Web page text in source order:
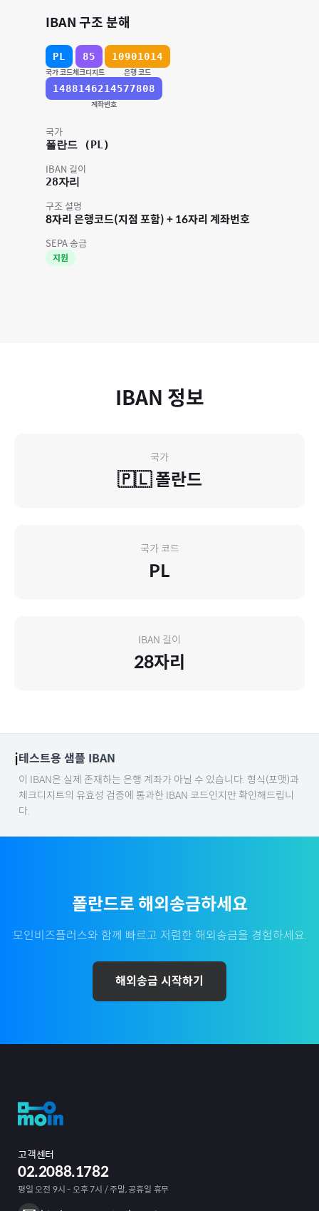
IBAN 구조 분해
PL
국가 코드
85
체크디지트
10901014
은행 코드
1488146214577808
계좌번호
국가
폴란드 (PL)
IBAN 길이
28자리
구조 설명
8자리 은행코드(지점 포함) + 16자리 계좌번호
SEPA 송금
지원
IBAN 정보
국가
🇵🇱 폴란드
국가 코드
PL
IBAN 길이
28자리
ℹ️테스트용 샘플 IBAN
이 IBAN은 실제 존재하는 은행 계좌가 아닐 수 있습니다. 형식(포맷)과
체크디지트의 유효성 검증에 통과한 IBAN 코드인지만 확인해드립니
다.
폴란드로 해외송금하세요
모인비즈플러스와 함께 빠르고 저렴한 해외송금을 경험하세요.
해외송금 시작하기
고객센터
02.2088.1782
평일 오전 9시 - 오후 7시 / 주말, 공휴일 휴무